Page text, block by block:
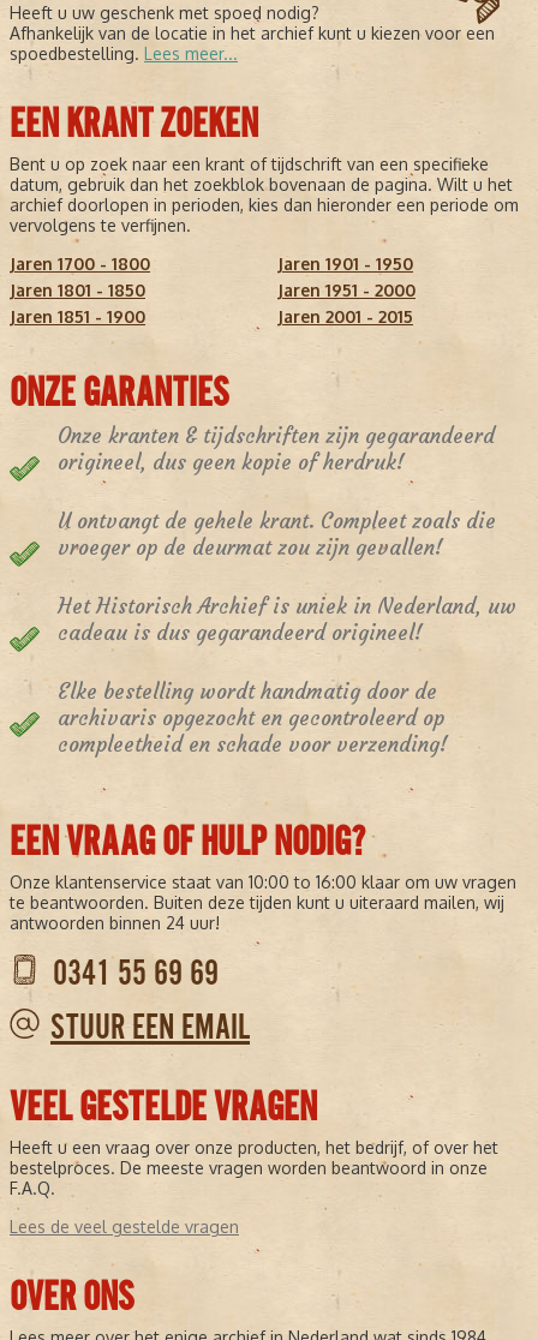
Heeft u uw geschenk met spoed nodig?
Afhankelijk van de locatie in het archief kunt u kiezen voor een
spoedbestelling. Lees meer...
EEN KRANT ZOEKEN
Bent u op zoek naar een krant of tijdschrift van een specifieke
datum, gebruik dan het zoekblok bovenaan de pagina. Wilt u het
archief doorlopen in perioden, kies dan hieronder een periode om
vervolgens te verfijnen.
Jaren 1700 - 1800
Jaren 1801 - 1850
Jaren 1851 - 1900
Jaren 1901 - 1950
Jaren 1951 - 2000
Jaren 2001 - 2015
ONZE GARANTIES
Onze kranten & tijdschriften zijn gegarandeerd
origineel, dus geen kopie of herdruk!
U ontvangt de gehele krant. Compleet zoals die
vroeger op de deurmat zou zijn gevallen!
Het Historisch Archief is uniek in Nederland, uw
cadeau is dus gegarandeerd origineel!
Elke bestelling wordt handmatig door de
archivaris opgezocht en gecontroleerd op
compleetheid en schade voor verzending!
EEN VRAAG OF HULP NODIG?
Onze klantenservice staat van 10:00 to 16:00 klaar om uw vragen
te beantwoorden. Buiten deze tijden kunt u uiteraard mailen, wij
antwoorden binnen 24 uur!
0341 55 69 69
STUUR EEN EMAIL
VEEL GESTELDE VRAGEN
Heeft u een vraag over onze producten, het bedrijf, of over het
bestelproces. De meeste vragen worden beantwoord in onze
F.A.Q.
Lees de veel gestelde vragen
OVER ONS